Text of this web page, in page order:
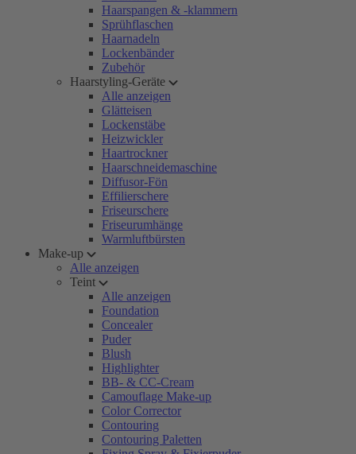
Haarspangen & -klammern
Sprühflaschen
Haarnadeln
Lockenbänder
Zubehör
Haarstyling-Geräte
Alle anzeigen
Glätteisen
Lockenstäbe
Heizwickler
Haartrockner
Haarschneidemaschine
Diffusor-Fön
Effilierschere
Friseurschere
Friseurumhänge
Warmluftbürsten
Make-up
Alle anzeigen
Teint
Alle anzeigen
Foundation
Concealer
Puder
Blush
Highlighter
BB- & CC-Cream
Camouflage Make-up
Color Corrector
Contouring
Contouring Paletten